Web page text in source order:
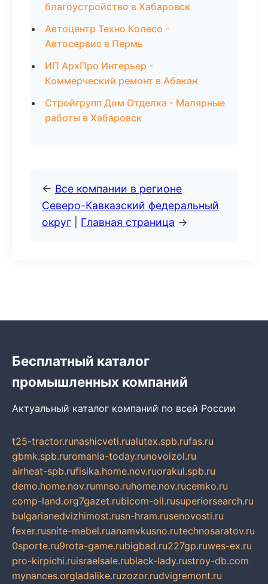
благоустройство в Хабаровск
Автоцентр Техно Колесо -
Автосервис в Пермь
ИП АрхПро Интерьер -
Коммерческий ремонт в Абакан
Стройгрупп Дом Отделка - Малярные
работы в Хабаровск
← Все компании в регионе
Северо-Кавказский федеральный
округ
Главная страница →
Бесплатный каталог
промышленных компаний
Актуальный каталог компаний по всей России
t25-tractor.runashicveti.rualutex.spb.rufas.ru
gbmk.spb.ruromania-today.runovoizol.ru
airheat-spb.rufisika.home.nov.ruorakul.spb.ru
demo.home.nov.rumnso.ruhome.nov.rucemko.ru
comp-land.org7gazet.rubicom-oil.rusuperiorsearch.ru
bulgarianedvizhimost.rusn-hram.rusenovosti.ru
fexer.rusnite-mebel.ruanamvkusno.rutechnosaratov.ru
0sporte.ru9rota-game.rubigbad.ru227gp.ruwes-ex.ru
pro-kirpichi.ruisraelsale.rublack-lady.rustroy-db.com
mynances.orgladalike.ruzozor.rudvigremont.ru